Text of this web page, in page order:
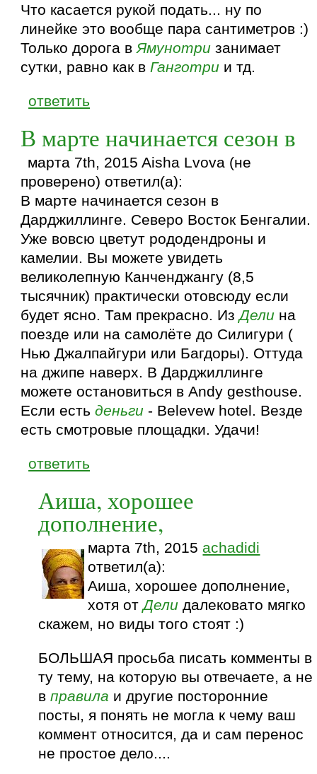
Что касается рукой подать... ну по
линейке это вообще пара сантиметров :)
Только дорога вЯмунотри занимает
сутки, равно как в Ганготри и тд.
ответить
В марте начинается сезон в
марта 7th, 2015 Aisha Lvova (не
проверено) ответил(а):
В марте начинается сезон в
Дарджиллинге. Северо Восток Бенгалии.
Уже вовсю цветут рододендроны и
камелии. Вы можете увидеть
великолепную Канченджангу (8,5
тысячник) практически отовсюду если
будет ясно. Там прекрасно. ИзДели на
поезде или на самолёте до Силигури (
Нью Джалпайгури или Багдоры). Оттуда
на джипе наверх. В Дарджиллинге
можете остановиться в Andy gesthouse.
Если естьденьги - Belevew hotel. Везде
есть смотровые площадки. Удачи!
ответить
Аиша, хорошее
дополнение,
марта 7th, 2015 achadidi
ответил(а):
Аиша, хорошее дополнение,
хотя отДели далековато мягко
скажем, но виды того стоят :)
БОЛЬШАЯ просьба писать комменты в
ту тему, на которую вы отвечаете, а не
вправила и другие посторонние
посты, я понять не могла к чему ваш
коммент относится, да и сам перенос
не простое дело....